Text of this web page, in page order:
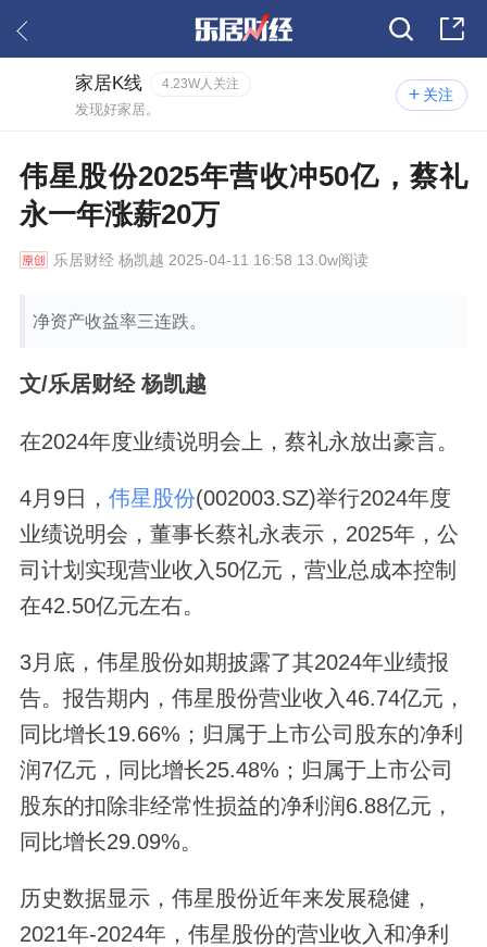
关注
家居K线 4.23W人关注
发现好家居。
伟星股份2025年营收冲50亿，蔡礼
永一年涨薪20万
乐居财经杨凯越 2025-04-11 16:58 13.0w阅读
净资产收益率三连跌。
文/乐居财经 杨凯越
在2024年度业绩说明会上，蔡礼永放出豪言。
4月9日， 伟星股份(002003.SZ)举行2024年度
业绩说明会，董事长蔡礼永表示，2025年，公
司计划实现营业收入50亿元，营业总成本控制
在42.50亿元左右。
3月底，伟星股份如期披露了其2024年业绩报
告。报告期内，伟星股份营业收入46.74亿元，
同比增长19.66%；归属于上市公司股东的净利
润7亿元，同比增长25.48%；归属于上市公司
股东的扣除非经常性损益的净利润6.88亿元，
同比增长29.09%。
历史数据显示，伟星股份近年来发展稳健，
2021年-2024年，伟星股份的营业收入和净利